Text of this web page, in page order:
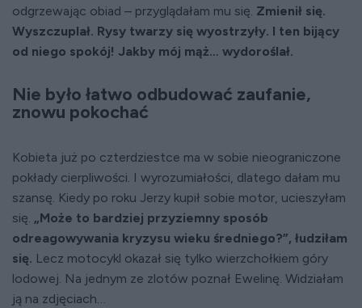
odgrzewając obiad – przyglądałam mu się. Zmienił się.
Wyszczuplał. Rysy twarzy się wyostrzyły. I ten bijący
od niego spokój! Jakby mój mąż… wydoroślał.
Nie było łatwo odbudować zaufanie,
znowu pokochać
Kobieta już po czterdziestce ma w sobie nieograniczone
pokłady cierpliwości. I wyrozumiałości, dlatego dałam mu
szansę. Kiedy po roku Jerzy kupił sobie motor, ucieszyłam
się. „Może to bardziej przyziemny sposób
odreagowywania kryzysu wieku średniego?”, łudziłam
się. Lecz motocykl okazał się tylko wierzchołkiem góry
lodowej. Na jednym ze zlotów poznał Ewelinę. Widziałam
ją na zdjęciach…